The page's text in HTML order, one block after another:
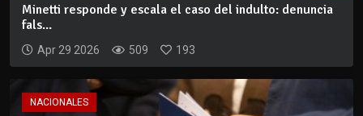
Minetti responde y escala el caso del indulto: denuncia
fals...
Apr 29 2026 509 193
NACIONALES